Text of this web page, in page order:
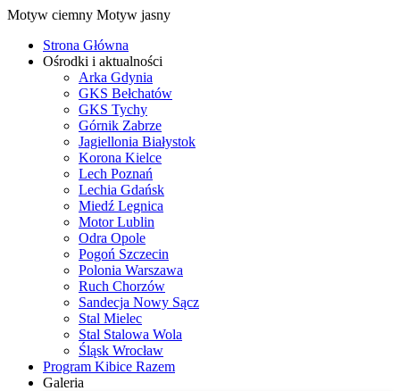
Motyw ciemny Motyw jasny
Strona Główna
Ośrodki i aktualności
Arka Gdynia
GKS Bełchatów
GKS Tychy
Górnik Zabrze
Jagiellonia Białystok
Korona Kielce
Lech Poznań
Lechia Gdańsk
Miedź Legnica
Motor Lublin
Odra Opole
Pogoń Szczecin
Polonia Warszawa
Ruch Chorzów
Sandecja Nowy Sącz
Stal Mielec
Stal Stalowa Wola
Śląsk Wrocław
Program Kibice Razem
Galeria